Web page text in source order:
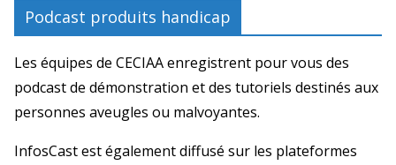
Podcast produits handicap
Les équipes de CECIAA enregistrent pour vous des
podcast de démonstration et des tutoriels destinés aux
personnes aveugles ou malvoyantes.
InfosCast est également diffusé sur les plateformes